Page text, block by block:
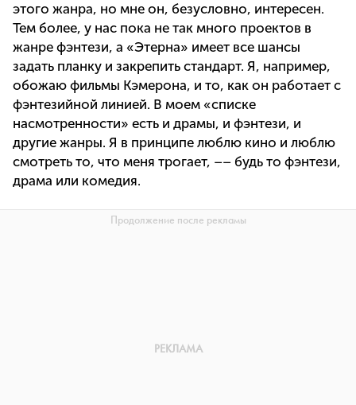
этого жанра, но мне он, безусловно, интересен.
Тем более, у нас пока не так много проектов в
жанре фэнтези, а «Этерна» имеет все шансы
задать планку и закрепить стандарт. Я, например,
обожаю фильмы Кэмерона, и то, как он работает с
фэнтезийной линией. В моем «списке
насмотренности» есть и драмы, и фэнтези, и
другие жанры. Я в принципе люблю кино и люблю
смотреть то, что меня трогает, –– будь то фэнтези,
драма или комедия.